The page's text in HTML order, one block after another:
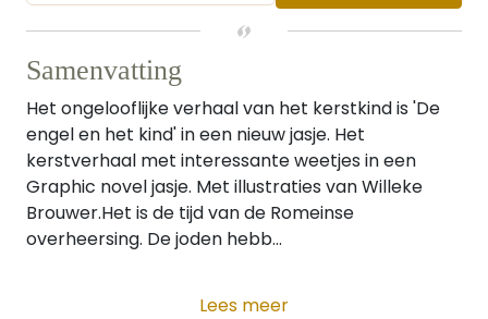
Samenvatting
Het ongelooflijke verhaal van het kerstkind is 'De
engel en het kind' in een nieuw jasje. Het
kerstverhaal met interessante weetjes in een
Graphic novel jasje. Met illustraties van Willeke
Brouwer.Het is de tijd van de Romeinse
overheersing. De joden hebb...
Lees meer